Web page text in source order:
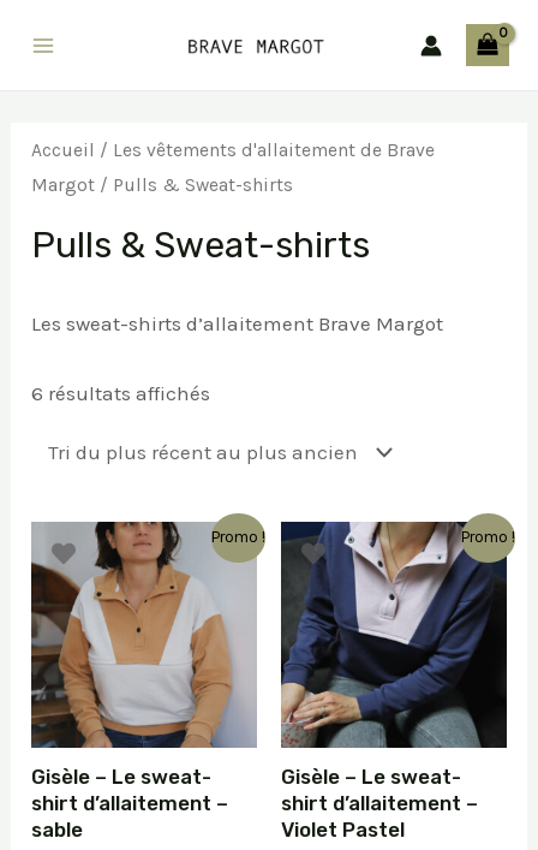
Accueil / Les vêtements d'allaitement de Brave
Margot / Pulls & Sweat-shirts
Pulls & Sweat-shirts
Les sweat-shirts d’allaitement Brave Margot
6 résultats affichés
récent
ancien
Promo !
Gisèle – Le sweat-
shirt d’allaitement –
sable
Promo !
Gisèle – Le sweat-
shirt d’allaitement –
Violet Pastel